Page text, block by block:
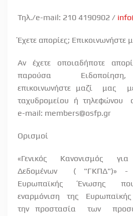
Τηλ./e-mail: 210 4190902 /
Έχετε απορίες; Επικοινωνήστε
Αν έχετε οποιαδήποτε
παρούσα
Ειδοποίηση,
επικοινωνήστε μαζί
μας
ταχυδρομείου
ή τηλεφώνου
e-mail: members@osfp.gr
Ορισμοί
«Γενικός Κανονισμός για
Δεδομένων
( "ΓΚΠΔ")» -
Ευρωπαϊκής
Ένωσης
εναρμόνιση
της Ευρωπαϊκής
την προστασία
των